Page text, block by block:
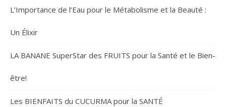
L’Importance de l’Eau pour le Métabolisme et la Beauté :
Un Élixir
LA BANANE SuperStar des FRUITS pour la Santé et le Bien-
être!
Les BIENFAITS du CUCURMA pour la SANTÉ